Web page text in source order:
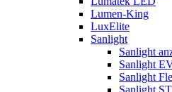
Lumen-King
LuxElite
Sanlight
Sanlight
Sanlight
Sanlight
Sanlight